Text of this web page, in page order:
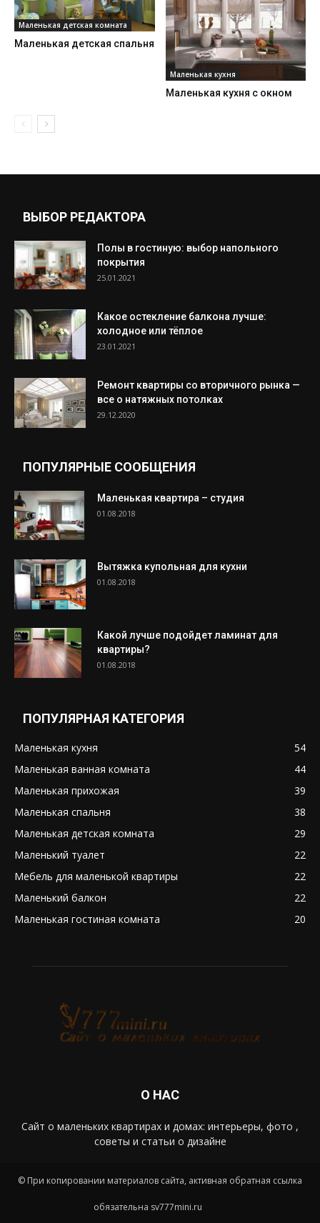
Маленькая детская комната
Маленькая детская спальня
Маленькая кухня
Маленькая кухня с окном
ВЫБОР РЕДАКТОРА
Полы в гостиную: выбор напольного
покрытия
25.01.2021
Какое остекление балкона лучше:
холодное или тёплое
23.01.2021
Ремонт квартиры со вторичного рынка —
все о натяжных потолках
29.12.2020
ПОПУЛЯРНЫЕ СООБЩЕНИЯ
Маленькая квартира – студия
01.08.2018
Вытяжка купольная для кухни
01.08.2018
Какой лучше подойдет ламинат для
квартиры?
01.08.2018
ПОПУЛЯРНАЯ КАТЕГОРИЯ
Маленькая кухня
54
Маленькая ванная комната
44
Маленькая прихожая
39
Маленькая спальня
38
Маленькая детская комната
29
Маленький туалет
22
Мебель для маленькой квартиры
22
Маленький балкон
22
Маленькая гостиная комната
20
О НАС
Сайт о маленьких квартирах и домах: интерьеры, фото ,
советы и статьи о дизайне
© При копировании материалов сайта, активная обратная ссылка
обязательна sv777mini.ru